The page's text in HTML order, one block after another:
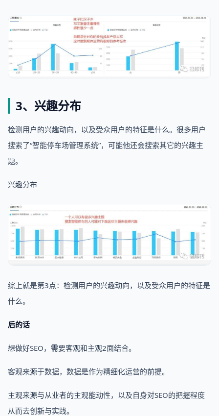
3、兴趣分布
检测用户的兴趣动向，以及受众用户的特征是什么。很多用户
搜索了“智能停车场管理系统”，可能他还会搜索其它的兴趣主
题。
兴趣分布
综上就是第3点：检测用户的兴趣动向，以及受众用户的特征是
什么。
后的话
想做好SEO，需要客观和主观2面结合。
客观来源于数据，数据是作为精细化运营的前提。
主观来源与从业者的主观能动性，以及自身对SEO的把握程度
从而去创新与实践。